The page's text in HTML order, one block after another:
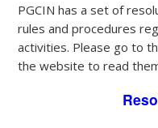
PGCIN has a set of
rules and procedures
activities. Please go to
the website to read